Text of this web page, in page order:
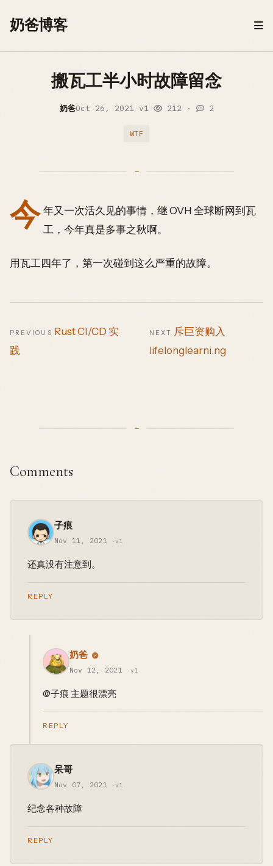
奶爸博客
搬瓦工半小时故障留念
奶爸Oct 26, 2021· v1· 212· 2
WTF
今 年又一次活久见的事情，继 OVH 全球断网到瓦
工，今年真是多事之秋啊。
用瓦工四年了，第一次碰到这么严重的故障。
PREVIOUS Rust CI/CD 实
践
NEXT 斥巨资购入
lifelonglearni.ng
Comments
子痕
Nov 11, 2021 ·v1
还真没有注意到。
REPLY
奶爸
Nov 12, 2021 ·v1
@子痕 主题很漂亮
REPLY
呆哥
Nov 07, 2021 ·v1
纪念各种故障
REPLY